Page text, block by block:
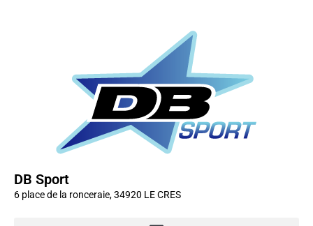
DB Sport
6 place de la ronceraie, 34920 LE CRES